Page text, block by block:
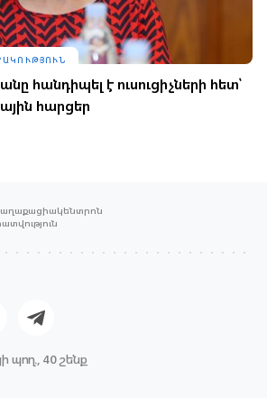
հանդիպել է ուսուցիչների հետ՝
հարցեր
պող., 40 շենք